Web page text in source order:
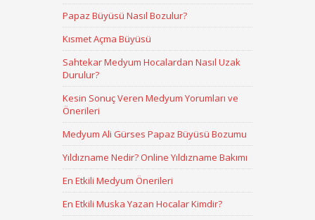
Papaz Büyüsü Nasıl Bozulur?
Kısmet Açma Büyüsü
Sahtekar Medyum Hocalardan Nasıl Uzak
Durulur?
Kesin Sonuç Veren Medyum Yorumları ve
Önerileri
Medyum Ali Gürses Papaz Büyüsü Bozumu
Yıldızname Nedir? Online Yıldızname Bakımı
En Etkili Medyum Önerileri
En Etkili Muska Yazan Hocalar Kimdir?